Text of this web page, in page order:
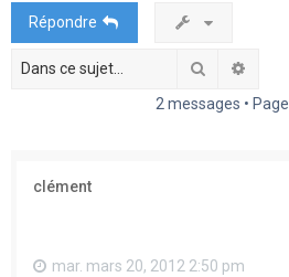
Répondre
Rechercher
2 messages • Page
clément
mar. mars 20, 2012 2:50 pm